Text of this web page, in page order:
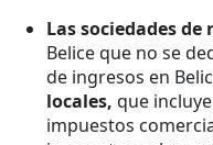
Las sociedades
Belice que no se
de ingresos en
locales, que
impuestos